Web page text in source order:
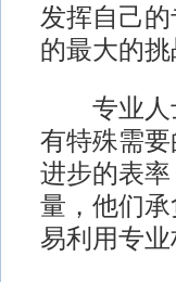
发挥自己
的最大的挑
专业人士
有特殊需
进步的表
量，他们
易利用专业